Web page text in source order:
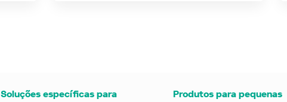
Soluções específicas para
Produtos para pequenas